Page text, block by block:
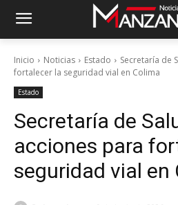
Inicio Noticias Estado
Secretaría de
fortalecer la seguridad vial en Colima
Estado
Secretaría de
acciones para
seguridad vial en